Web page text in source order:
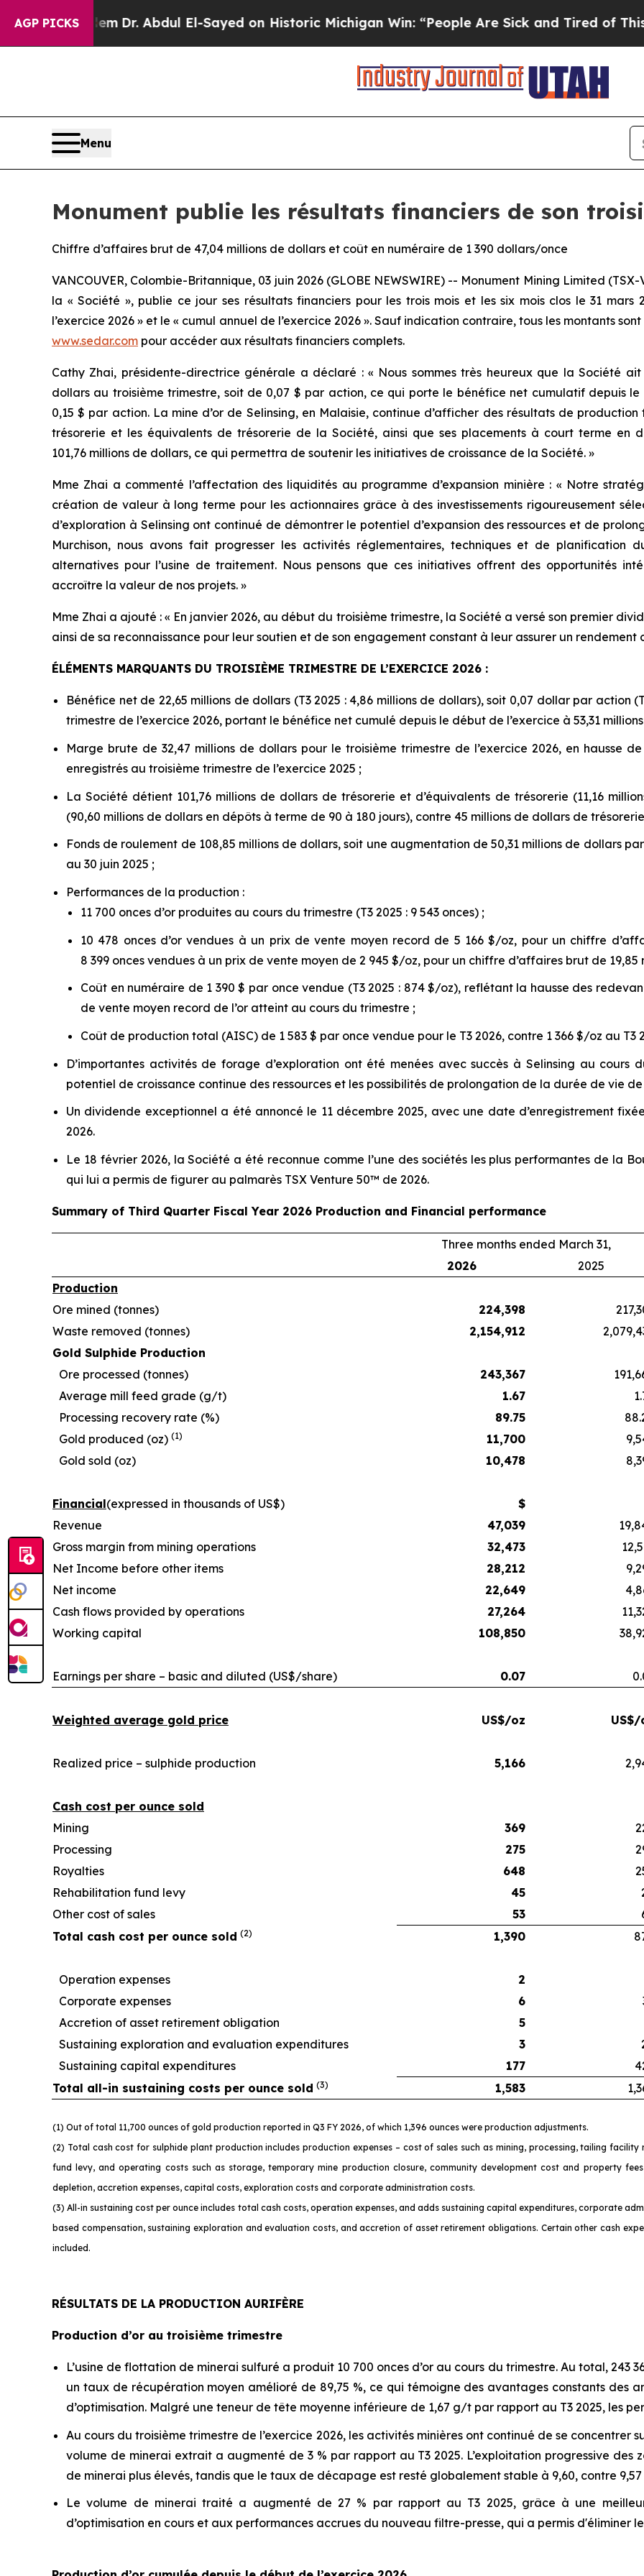
AGP PICKS
Dr. Abdul El-Sayed on Historic Michigan Win: “People Are Sick and Tired of This Politics of
Menu
Monument publie les résultats financiers de son
Chiffre d’affaires brut de 47,04 millions de dollars et coût en numéraire de 1 390 dollars/once
VANCOUVER, Colombie-Britannique, 03 juin 2026 (GLOBE NEWSWIRE) -- Monument Mining Limited
la « Société », publie ce jour ses résultats financiers pour les trois mois et les six mois clos le 31 mars
l’exercice 2026 » et le « cumul annuel de l’exercice 2026 ». Sauf indication contraire, tous les montants
www.sedar.com pour accéder aux résultats financiers complets.
Cathy Zhai, présidente-directrice générale a déclaré : « Nous sommes très heureux que la Société
dollars au troisième trimestre, soit de 0,07 $ par action, ce qui porte le bénéfice net cumulatif depuis le
0,15 $ par action. La mine d’or de Selinsing, en Malaisie, continue d’afficher des résultats de
trésorerie et les équivalents de trésorerie de la Société, ainsi que ses placements à court terme
101,76 millions de dollars, ce qui permettra de soutenir les initiatives de croissance de la Société. »
Mme Zhai a commenté l’affectation des liquidités au programme d’expansion minière : « Notre
création de valeur à long terme pour les actionnaires grâce à des investissements rigoureusement
d’exploration à Selinsing ont continué de démontrer le potentiel d’expansion des ressources et de
Murchison, nous avons fait progresser les activités réglementaires, techniques et de planification
alternatives pour l’usine de traitement. Nous pensons que ces initiatives offrent des opportunités
accroître la valeur de nos projets. »
Mme Zhai a ajouté : « En janvier 2026, au début du troisième trimestre, la Société a versé son premier
ainsi de sa reconnaissance pour leur soutien et de son engagement constant à leur assurer un rendement
ÉLÉMENTS MARQUANTS DU TROISIÈME TRIMESTRE DE L’EXERCICE 2026 :
Bénéfice net de 22,65 millions de dollars (T3 2025 : 4,86 millions de dollars), soit 0,07 dollar par action
trimestre de l’exercice 2026, portant le bénéfice net cumulé depuis le début de l’exercice à 53,31
Marge brute de 32,47 millions de dollars pour le troisième trimestre de l’exercice 2026, en hausse
enregistrés au troisième trimestre de l’exercice 2025 ;
La Société détient 101,76 millions de dollars de trésorerie et d’équivalents de trésorerie (11,16
(90,60 millions de dollars en dépôts à terme de 90 à 180 jours), contre 45 millions de dollars de
Fonds de roulement de 108,85 millions de dollars, soit une augmentation de 50,31 millions de dollars
au 30 juin 2025 ;
Performances de la production :
11 700 onces d’or produites au cours du trimestre (T3 2025 : 9 543 onces) ;
10 478 onces d’or vendues à un prix de vente moyen record de 5 166 $/oz, pour un chiffre
8 399 onces vendues à un prix de vente moyen de 2 945 $/oz, pour un chiffre d’affaires brut de 19,85
Coût en numéraire de 1 390 $ par once vendue (T3 2025 : 874 $/oz), reflétant la hausse des
de vente moyen record de l’or atteint au cours du trimestre ;
Coût de production total (AISC) de 1 583 $ par once vendue pour le T3 2026, contre 1 366 $/oz au T3
D’importantes activités de forage d’exploration ont été menées avec succès à Selinsing au cours
potentiel de croissance continue des ressources et les possibilités de prolongation de la durée de vie
Un dividende exceptionnel a été annoncé le 11 décembre 2025, avec une date d’enregistrement
2026.
Le 18 février 2026, la Société a été reconnue comme l’une des sociétés les plus performantes de la
qui lui a permis de figurer au palmarès TSX Venture 50™ de 2026.
Summary of Third Quarter Fiscal Year 2026 Production and Financial performance
Three months ended March 31,
2026
2025
Production
Ore mined (tonnes)
224,398
Waste removed (tonnes)
2,154,912
Gold Sulphide Production
Ore processed (tonnes)
243,367
Average mill feed grade (g/t)
1.67
Processing recovery rate (%)
89.75
Gold produced (oz) (1) 11,700
Gold sold (oz)
10,478
Financial(expressed in thousands of US$)
$
Revenue
47,039
Gross margin from mining operations
32,473
Net Income before other items
28,212
Net income
22,649
Cash flows provided by operations
27,264
Working capital
108,850
Earnings per share – basic and diluted (US$/share) 0.07
Weighted average gold price US$/oz US$/
Realized price – sulphide production 5,166
Cash cost per ounce sold
Mining
369
Processing
275
Royalties
648
Rehabilitation fund levy
45
Other cost of sales
53
Total cash cost per ounce sold (2) 1,390
Operation expenses
2
Corporate expenses
6
Accretion of asset retirement obligation
5
Sustaining exploration and evaluation expenditures
3
Sustaining capital expenditures
177
Total all-in sustaining costs per ounce sold (3) 1,583
(1) Out of total 11,700 ounces of gold production reported in Q3 FY 2026, of which 1,396 ounces were production adjustments.
(2) Total cash cost for sulphide plant production includes production expenses – cost of sales such as mining, processing, tailing
fund levy, and operating costs such as storage, temporary mine production closure, community development cost and property
depletion, accretion expenses, capital costs, exploration costs and corporate administration costs.
(3) All-in sustaining cost per ounce includes total cash costs, operation expenses, and adds sustaining capital expenditures, corporate
based compensation, sustaining exploration and evaluation costs, and accretion of asset retirement obligations. Certain other cash
incl uded.
RÉSULTATS DE LA PRODUCTION AURIFÈRE
Production d’or au troisième trimestre
L’usine de flottation de minerai sulfuré a produit 10 700 onces d’or au cours du trimestre. Au total, 243
un taux de récupération moyen amélioré de 89,75 %, ce qui témoigne des avantages constants des
d’optimisation. Malgré une teneur de tête moyenne inférieure de 1,67 g/t par rapport au T3 2025, les
Au cours du troisième trimestre de l’exercice 2026, les activités minières ont continué de se concentrer
volume de minerai extrait a augmenté de 3 % par rapport au T3 2025. L’exploitation progressive des
de minerai plus élevés, tandis que le taux de décapage est resté globalement stable à 9,60, contre 9,57
Le volume de minerai traité a augmenté de 27 % par rapport au T3 2025, grâce à une
d’optimisation en cours et aux performances accrues du nouveau filtre-presse, qui a permis d'éliminer